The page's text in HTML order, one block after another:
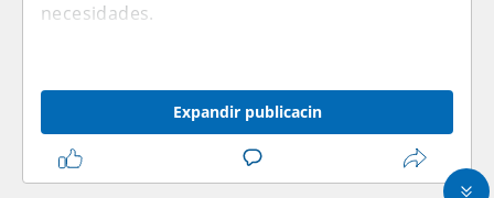
necesidades.
comerciar en intercambios ganadores seguros
si el comerciante no ingresa sus parámetros y
requisitos comerciales. Por lo tanto, el robot
estará limitado en el comercio de frecuencias.
Expandir publicacin